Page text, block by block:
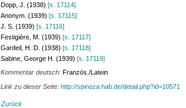
Dopp, J. (1938)[s. 17114]
Anonym. (1939)[s. 17115]
J. S. (1939)[s. 17116]
Festigière, M. (1939)[s. 17117]
Gardeil, H. D. (1938)[s. 17118]
Sabine, George H. (1939)[s. 17119]
Kommentar deutsch:Französ./Latein
Link zu dieser Seite:http://spinoza.hab.de/detail.php?id=10571
Zurück